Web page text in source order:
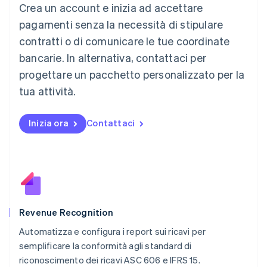
Crea un account e inizia ad accettare
pagamenti senza la necessità di stipulare
contratti o di comunicare le tue coordinate
bancarie. In alternativa, contattaci per
progettare un pacchetto personalizzato per la
tua attività.
Inizia ora Contattaci
Revenue Recognition
Automatizza e configura i report sui ricavi per
semplificare la conformità agli standard di
riconoscimento dei ricavi ASC 606 e IFRS 15.
Lussemburgo
Deutsch English
Malaysia
English 简体中文
Malta
Messico
EspañolEnglish
English
Nuova Zelanda
Polonia
Portogallo
PortuguêsEnglish
English简体中文
Regno Unito
English